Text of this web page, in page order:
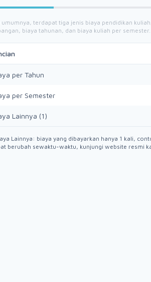
umumnya, terdapat tiga jenis biaya pendidikan
biaya tahunan, dan biaya kuliah per
per Tahun
per Semester
Lainnya (1)
Lainnya: biaya yang dibayarkan hanya 1 kali,
berubah sewaktu-waktu, kunjungi website resmi